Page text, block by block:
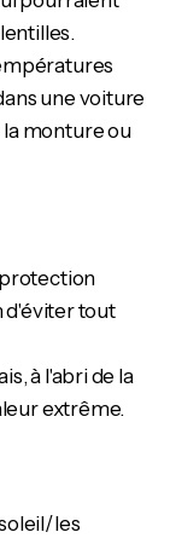
une voiture
monture ou
d'éviter tout
à l'abri de la
extrême.
les